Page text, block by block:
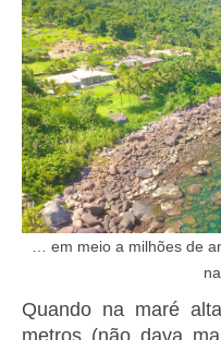
… em meio a milhões de
Quando na maré
metros (não dava